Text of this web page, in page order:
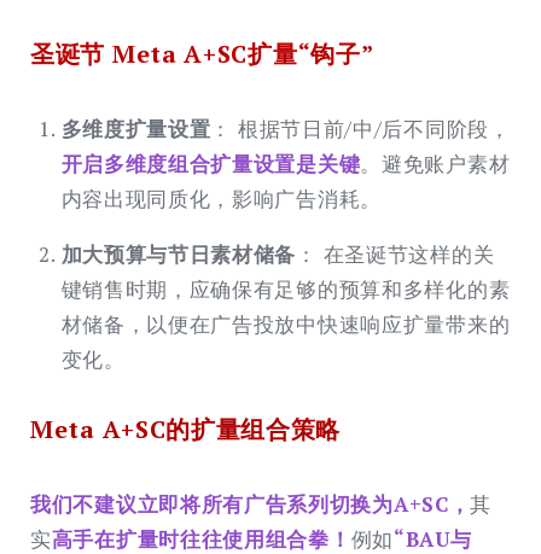
圣诞节 Meta A+SC扩量“钩子”
多维度扩量设置 ： 根据节日前/中/后不同阶段，
开启多维度组合扩量设置是关键。避免账户素材
内容出现同质化，影响广告消耗。
加大预算与节日素材储备 ： 在圣诞节这样的关
键销售时期，应确保有足够的预算和多样化的素
材储备，以便在广告投放中快速响应扩量带来的
变化。
Meta A+SC的扩量组合策略
我们不建议立即将所有广告系列切换为A+SC，其
实高手在扩量时往往使用组合拳！ 例如“BAU与